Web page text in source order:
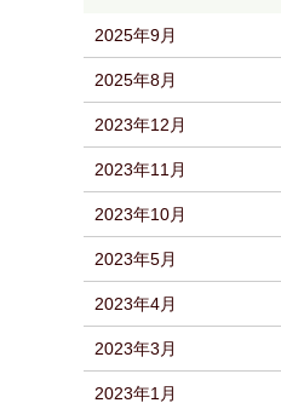
2025年9月
2025年8月
2023年12月
2023年11月
2023年10月
2023年5月
2023年4月
2023年3月
2023年1月